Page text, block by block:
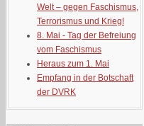
Welt – gegen Faschismus,
Terrorismus und Krieg!
8. Mai - Tag der Befreiung
vom Faschismus
Heraus zum 1. Mai
Empfang in der Botschaft
der DVRK